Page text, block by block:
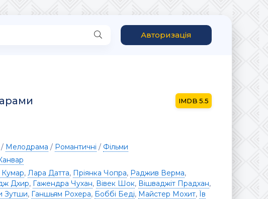
Авторизація
5.5
/ Мелодрама / Романтичні / Фільми
, Лара Датта, Пріянка Чопра, Раджив Верма,
Дхир, Гажендра Чухан, Вівек Шок, Вішваджіт Прадхан,
Зутши, Ганшьям Рохера, Боббі Беді, Майстер Мохит, Їв